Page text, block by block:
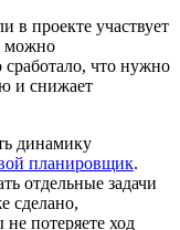
в проекте участвует
можно
сработало, что нужно
и снижает
динамику
планировщик.
отдельные задачи
сделано,
потеряете ход